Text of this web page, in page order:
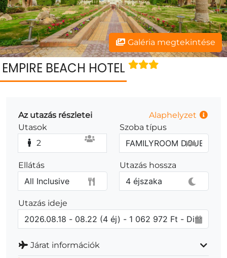
Galéria megtekintése
EMPIRE BEACH HOTEL
Az utazás részletei
Alaphelyzet
Utasok
2
Szoba típus
Ellátás Utazás hossza
Utazás ideje
Járat információk